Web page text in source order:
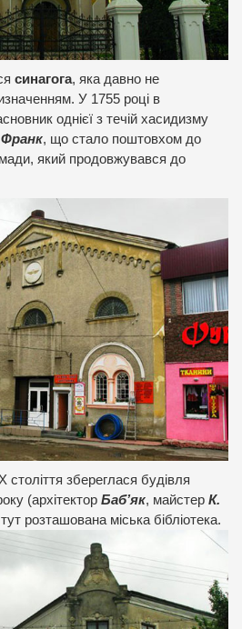
синагога, яка давно не
У 1755 році в
однієї з течій хасидизму
, що стало поштовхом до
який продовжувався до
століття збереглася будівля
(архітектор Баб’як, майстер К.
розташована міська бібліотека.